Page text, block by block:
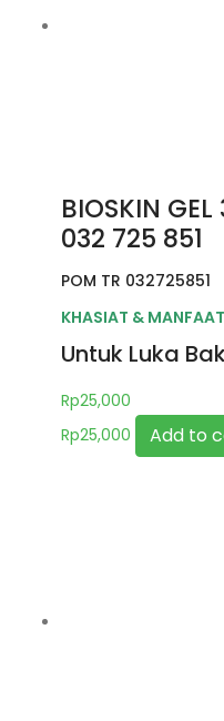
BIOSKIN
032 725 851
POM TR 032725851
KHASIAT & MANFAAT
Untuk Luka
Rp25,000
Rp25,000 Add to